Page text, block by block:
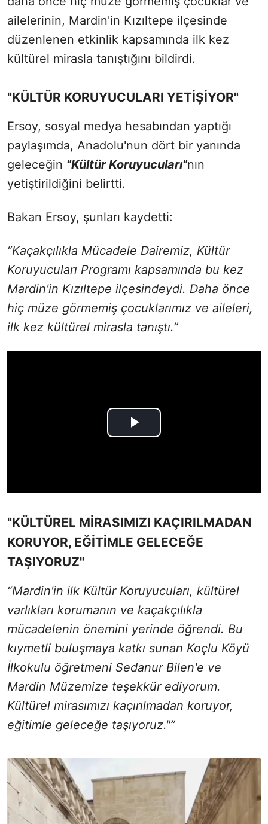
ailelerinin, Mardin'in Kızıltepe ilçesinde
düzenlenen etkinlik kapsamında ilk kez
kültürel mirasla tanıştığını bildirdi.
"KÜLTÜR KORUYUCULARI YETİŞİYOR"
Ersoy, sosyal medya hesabından yaptığı
paylaşımda, Anadolu'nun dört bir yanında
geleceğin "Kültür Koruyucuları"nın
yetiştirildiğini belirtti.
Bakan Ersoy, şunları kaydetti:
“Kaçakçılıkla Mücadele Dairemiz, Kültür
Koruyucuları Programı kapsamında bu kez
Mardin'in Kızıltepe ilçesindeydi. Daha önce
hiç müze görmemiş çocuklarımız ve aileleri,
ilk kez kültürel mirasla tanıştı.”
"KÜLTÜREL MİRASIMIZI KAÇIRILMADAN
KORUYOR, EĞİTİMLE GELECEĞE
TAŞIYORUZ"
“Mardin'in ilk Kültür Koruyucuları, kültürel
varlıkları korumanın ve kaçakçılıkla
mücadelenin önemini yerinde öğrendi. Bu
kıymetli buluşmaya katkı sunan Koçlu Köyü
İlkokulu öğretmeni Sedanur Bilen'e ve
Mardin Müzemize teşekkür ediyorum.
Kültürel mirasımızı kaçırılmadan koruyor,
eğitimle geleceğe taşıyoruz."”